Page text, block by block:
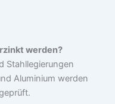
werden?
Stahllegierungen
Aluminium werden